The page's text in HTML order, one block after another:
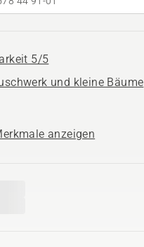
5/5
und kleine Bäume
anzeigen